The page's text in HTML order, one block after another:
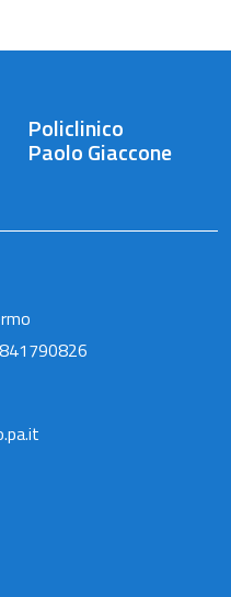
Policlinico
Paolo Giaccone